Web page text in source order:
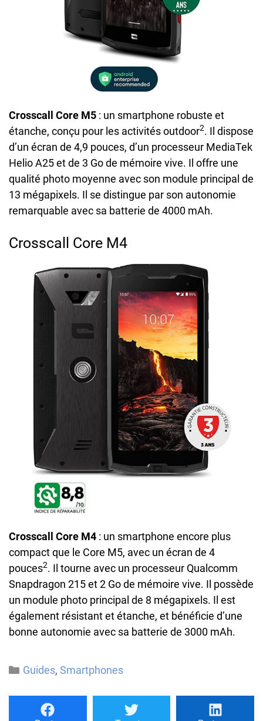
Crosscall Core M5 : un smartphone robuste et
étanche, conçu pour les activités outdoor2. Il dispose
d’un écran de 4,9 pouces, d’un processeur MediaTek
Helio A25 et de 3 Go de mémoire vive. Il offre une
qualité photo moyenne avec son module principal de
13 mégapixels. Il se distingue par son autonomie
remarquable avec sa batterie de 4000 mAh.
Crosscall Core M4
Crosscall Core M4 : un smartphone encore plus
compact que le Core M5, avec un écran de 4
pouces2. Il tourne avec un processeur Qualcomm
Snapdragon 215 et 2 Go de mémoire vive. Il possède
un module photo principal de 8 mégapixels. Il est
également résistant et étanche, et bénéficie d’une
bonne autonomie avec sa batterie de 3000 mAh.
Catégories
Guides, Smartphones